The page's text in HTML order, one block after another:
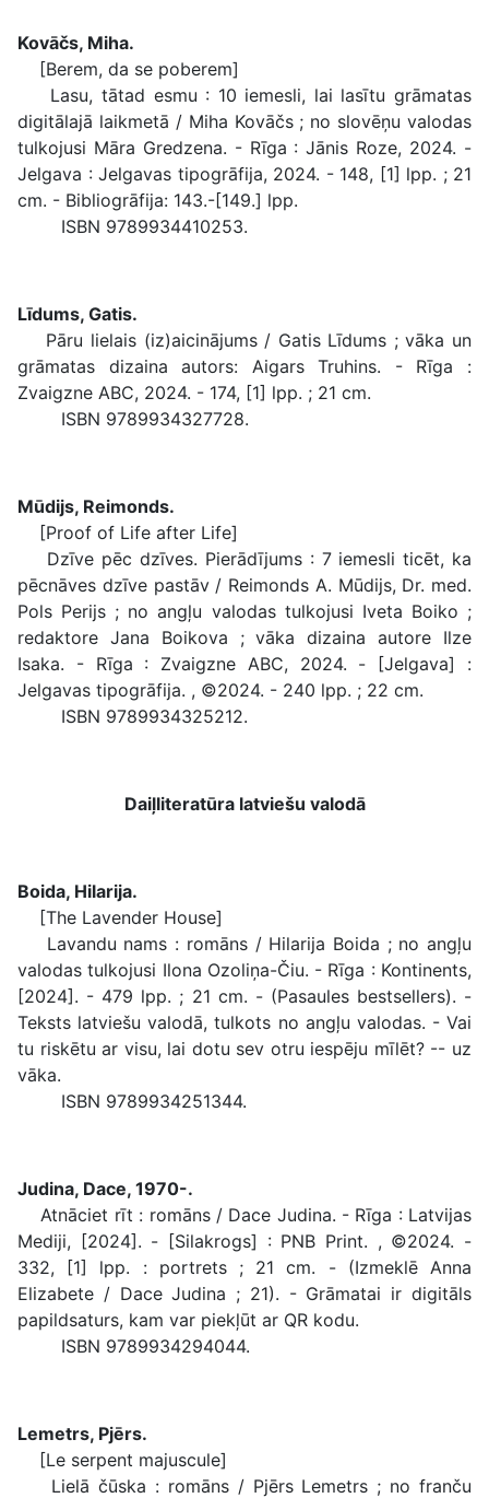
Kovāčs, Miha.
[Berem, da se poberem]
Lasu, tātad esmu : 10 iemesli, lai lasītu grāmatas
digitālajā laikmetā / Miha Kovāčs ; no slovēņu valodas
tulkojusi Māra Gredzena. - Rīga : Jānis Roze, 2024. -
Jelgava : Jelgavas tipogrāfija, 2024. - 148, [1] lpp. ; 21
cm. - Bibliogrāfija: 143.-[149.] lpp.
ISBN 9789934410253.
Līdums, Gatis.
Pāru lielais (iz)aicinājums / Gatis Līdums ; vāka un
grāmatas dizaina autors: Aigars Truhins. - Rīga :
Zvaigzne ABC, 2024. - 174, [1] lpp. ; 21 cm.
ISBN 9789934327728.
Mūdijs, Reimonds.
[Proof of Life after Life]
Dzīve pēc dzīves. Pierādījums : 7 iemesli ticēt, ka
pēcnāves dzīve pastāv / Reimonds A. Mūdijs, Dr. med.
Pols Perijs ; no angļu valodas tulkojusi Iveta Boiko ;
redaktore Jana Boikova ; vāka dizaina autore Ilze
Isaka. - Rīga : Zvaigzne ABC, 2024. - [Jelgava] :
Jelgavas tipogrāfija. , ©2024. - 240 lpp. ; 22 cm.
ISBN 9789934325212.
Daiļliteratūra latviešu valodā
Boida, Hilarija.
[The Lavender House]
Lavandu nams : romāns / Hilarija Boida ; no angļu
valodas tulkojusi Ilona Ozoliņa-Čiu. - Rīga : Kontinents,
[2024]. - 479 lpp. ; 21 cm. - (Pasaules bestsellers). -
Teksts latviešu valodā, tulkots no angļu valodas. - Vai
tu riskētu ar visu, lai dotu sev otru iespēju mīlēt? -- uz
vāka.
ISBN 9789934251344.
Judina, Dace, 1970-.
Atnāciet rīt : romāns / Dace Judina. - Rīga : Latvijas
Mediji, [2024]. - [Silakrogs] : PNB Print. , ©2024. -
332, [1] lpp. : portrets ; 21 cm. - (Izmeklē Anna
Elizabete / Dace Judina ; 21). - Grāmatai ir digitāls
papildsaturs, kam var piekļūt ar QR kodu.
ISBN 9789934294044.
Lemetrs, Pjērs.
[Le serpent majuscule]
Lielā čūska : romāns / Pjērs Lemetrs ; no franču